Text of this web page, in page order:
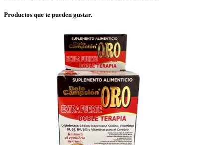
Productos que te pueden gustar.